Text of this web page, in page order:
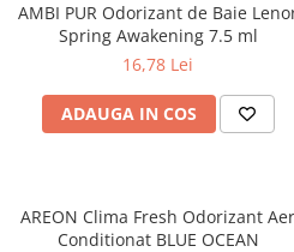
AMBI PUR Odorizant de Baie
Spring Awakening 7.5 ml
16,78 Lei
ADAUGA IN COS
AREON Clima Fresh Odorizant Aer
Conditionat BLUE OCEAN